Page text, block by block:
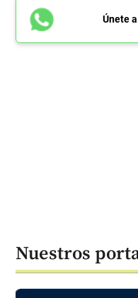
Únete
Nuestros